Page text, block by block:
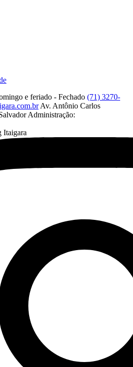
e feriado - Fechado (71) 3270-
Av. Antônio Carlos
Administração:
Itaigara